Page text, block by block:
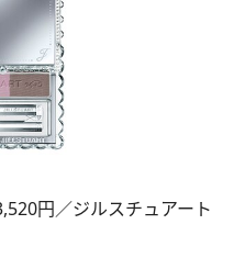
円／ジルスチュアート